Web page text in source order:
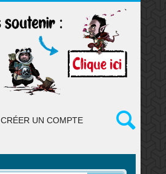
CRÉER UN COMPTE